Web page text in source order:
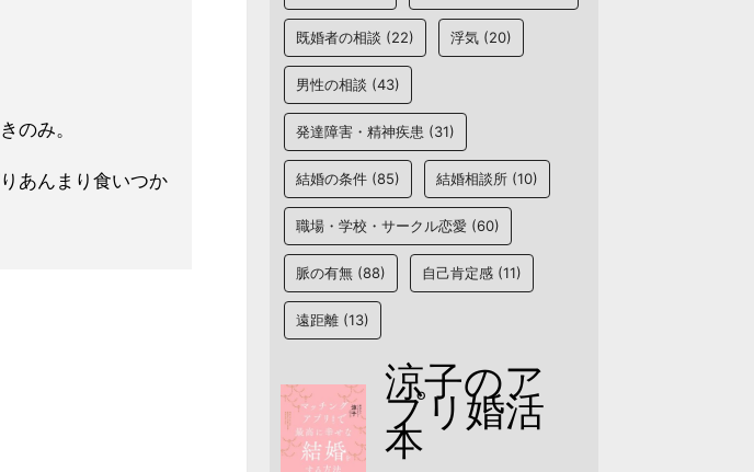
のみ。
あんま り食いつか
既婚者の相談 (22) 浮気 (20)
男性の相談 (43)
発達障害・精神疾患 (31)
結婚の条件 (85) 結婚相談所 (10)
職場・学校・サークル恋愛 (60)
脈の有無 (88) 自己肯定感 (11)
遠距離 (13)
涼子のア
プリ婚活
本